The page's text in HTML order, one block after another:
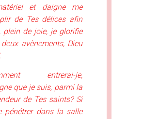
et daigne me
de Tes délices afin
plein de joie, je glorifie
deux avènements, Dieu
entrerai-je,
que je suis, parmi la
de Tes saints? Si
pénétrer dans la salle